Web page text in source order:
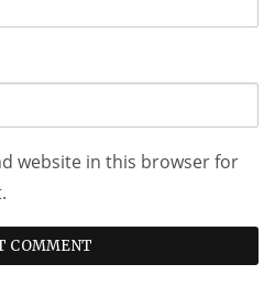
website in this browser for